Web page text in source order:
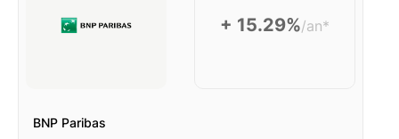
+ 15.29%/an*
BNP Paribas